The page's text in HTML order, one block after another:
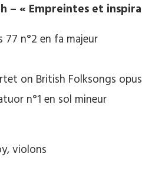
– « Empreintes et
n°2 en fa majeur
on British Folksongs
n°1 en sol mineur
violons